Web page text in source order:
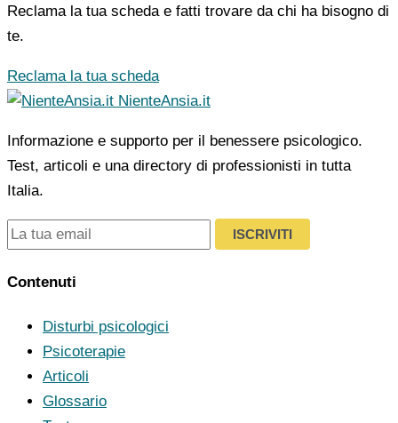
Reclama la tua scheda e fatti trovare da chi ha bisogno di
te.
Reclama la tua scheda
NienteAnsia.it
Informazione e supporto per il benessere psicologico.
Test, articoli e una directory di professionisti in tutta
Italia.
ISCRIVITI
Contenuti
Disturbi psicologici
Psicoterapie
Articoli
Glossario